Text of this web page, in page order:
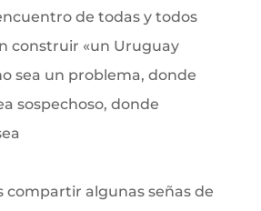
de todas y todos
construir «un Uruguay
sea un problema, donde
sospechoso, donde
compartir algunas señas de